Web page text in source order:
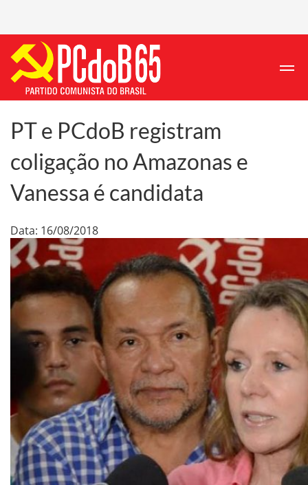
PT e PCdoB registram
coligação no Amazonas e
Vanessa é candidata
Data: 16/08/2018